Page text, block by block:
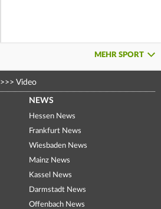
MEHR SPORT
>>> Video
NEWS
Hessen News
Frankfurt News
Wiesbaden News
Mainz News
Kassel News
Darmstadt News
Offenbach News